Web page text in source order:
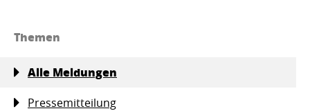
Themen
Alle Meldungen
Pressemitteilung